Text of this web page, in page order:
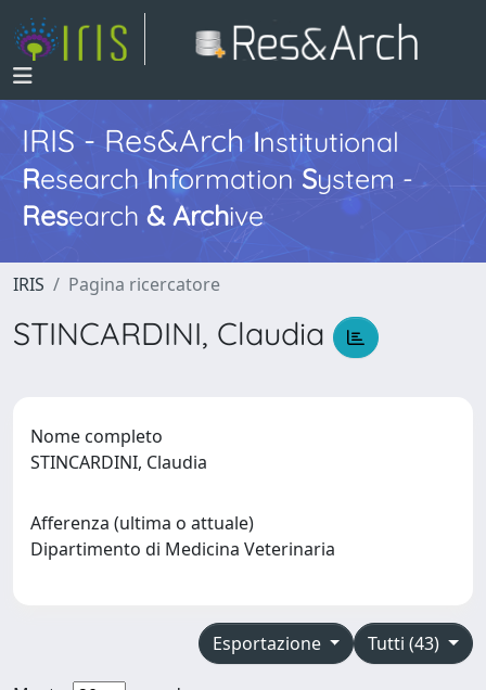
IRIS - Res&ArchInstitutional
Research InformationSystem -
Research & Archive
IRIS Pagina ricercatore
STINCARDINI, Claudia
Nome completo
STINCARDINI, Claudia
Afferenza (ultima o attuale)
Dipartimento di Medicina Veterinaria
Tutti (43)
Esportazione